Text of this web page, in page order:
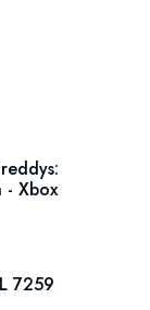
- Xbox
7259